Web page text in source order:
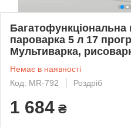
Багатофункціональна
пароварка 5 л 17
Мультиварка,
Немає в наявності
Код: MR-792
Роздріб
1 684 ₴